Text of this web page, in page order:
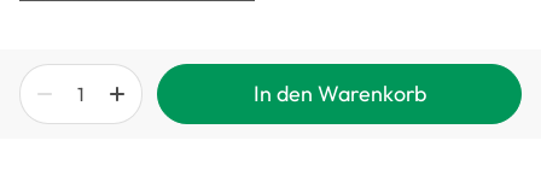
In den Warenkorb